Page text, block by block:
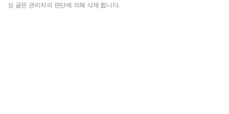
성 글은 관리자의 판단에 의해 삭제 합니다.